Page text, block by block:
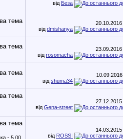
від Беза
20.10.2016
від dmishanya
23.09.2016
від rosomacha
10.09.2016
від shuma34
27.12.2015
від Gena-street
14.03.2015
від ROSSI